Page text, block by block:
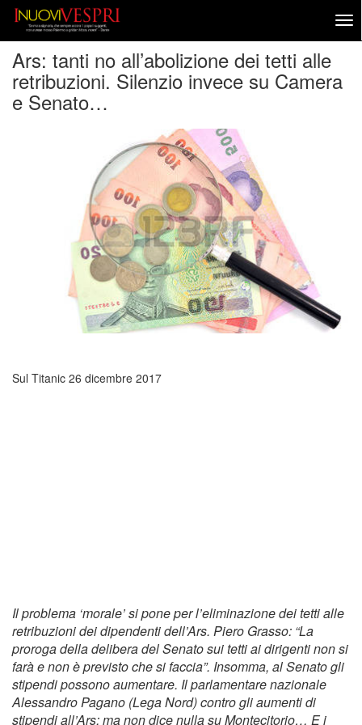
Ars: tanti no all’abolizione dei tetti alle
retribuzioni. Silenzio invece su Camera
e Senato…
Sul Titanic 26 dicembre 2017
Il problema ‘morale’ si pone per l’eliminazione dei tetti alle
retribuzioni dei dipendenti dell’Ars. Piero Grasso: “La
proroga della delibera del Senato sui tetti ai dirigenti non si
farà e non è previsto che si faccia”. Insomma, al Senato gli
stipendi possono aumentare. Il parlamentare nazionale
Alessandro Pagano (Lega Nord) contro gli aumenti di
stipendi all’Ars: ma non dice nulla su Montecitorio… E i